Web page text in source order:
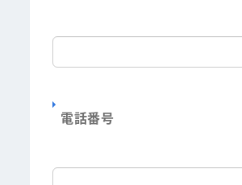
電話番号